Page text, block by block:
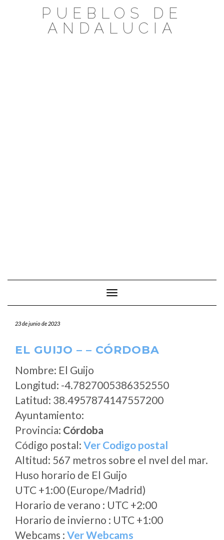
PUEBLOS DE
ANDALUCIA
Cambiar modo de navegación
23 de junio de 2023
EL GUIJO – – CÓRDOBA
Nombre: El Guijo
Longitud: -4.7827005386352550
Latitud: 38.4957874147557200
Ayuntamiento:
Provincia: Córdoba
Código postal: Ver Codigo postal
Altitud: 567 metros sobre el nvel del mar.
Huso horario de El Guijo
UTC +1:00 (Europe/Madrid)
Horario de verano : UTC +2:00
Horario de invierno : UTC +1:00
Webcams : Ver Webcams